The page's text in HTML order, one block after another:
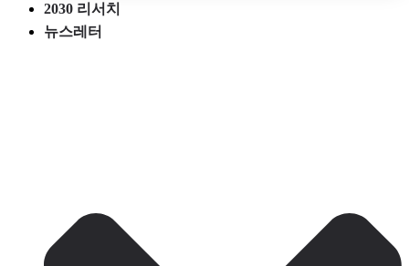
2030 리서치
뉴스레터